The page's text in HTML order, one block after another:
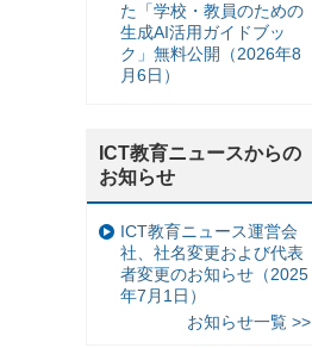
た「学校・教員のための
生成AI活用ガイドブッ
ク」無料公開（2026年8
月6日）
ICT教育ニュースからの
お知らせ
ICT教育ニュース運営会
社、社名変更および代表
者変更のお知らせ（2025
年7月1日）
お知らせ一覧 >>